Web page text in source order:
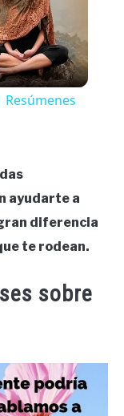
ayudarte a
diferencia
te rodean.
sobre